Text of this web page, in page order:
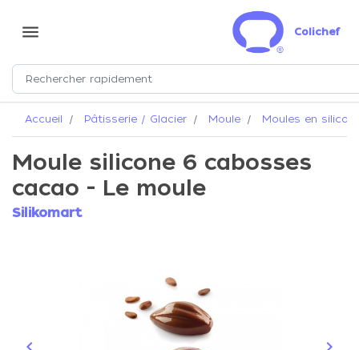
menu Colichef
Accueil Pâtisserie / Glacier Moule Moules en
Moule silicone 6 cabosses
cacao - Le moule
Silikomart